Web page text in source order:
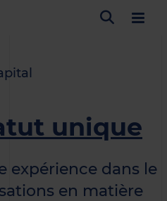
unique
expérience dans le
en matière